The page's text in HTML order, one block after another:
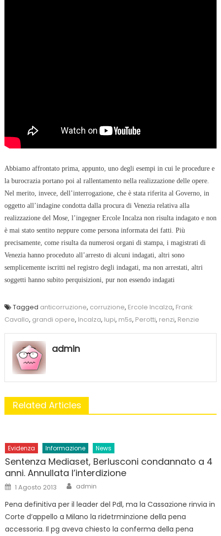
Abbiamo affrontato prima, appunto, uno degli esempi in cui le procedure e
la burocrazia portano poi al rallentamento nella realizzazione delle opere.
Nel merito, invece, dell’interrogazione, che è stata riferita al Governo, in
oggetto all’indagine condotta dalla procura di Venezia relativa alla
realizzazione del Mose, l’ingegner Ercole Incalza non risulta indagato e non
è mai stato sentito neppure come persona informata dei fatti. Più
precisamente, come risulta da numerosi organi di stampa, i magistrati di
Venezia hanno proceduto all’arresto di alcuni indagati, altri sono
semplicemente iscritti nel registro degli indagati, ma non arrestati, altri
soggetti hanno subito perquisizioni, pur non essendo indagati
Tagged anticorruzione, corruzione, Ercole Incalza, Frank
Cavallo, grandi opere, Incalza, lupi, m5s, Perotti, renzi, Renzie
admin
Related Articles
Evidenza Informazione News
Sentenza Mediaset, Berlusconi condannato a 4
anni. Annullata l’interdizione
Posted
on
1 Agosto 2013 Author
admin
Pena definitiva per il leader del Pdl, ma la Cassazione rinvia in
Corte d’appello a Milano la ridetrminzione della pena
accessoria. Il pg aveva chiesto la conferma della pena